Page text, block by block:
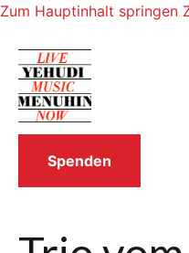
Zum Hauptinhalt springen
Spenden